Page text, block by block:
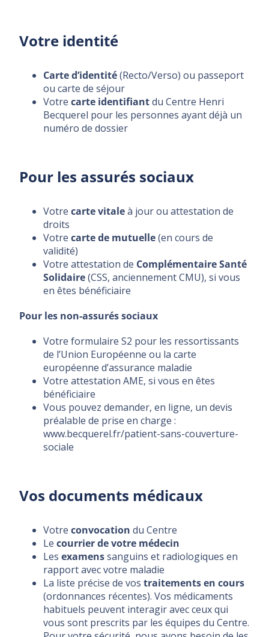
Votre identité
Carte d’identité(Recto/Verso) ou passeport
ou carte de séjour
Votre carte identifiantdu Centre Henri
Becquerel pour les personnes ayant déjà un
numéro de dossier
Pour les assurés sociaux
Votre carte vitaleà jour ou attestation de
droits
Votre carte de mutuelle(en cours de
validité)
Votre attestation de Complémentaire Santé
Solidaire(CSS, anciennement CMU), si vous
en êtes bénéficiaire
Pour les non-assurés sociaux
Votre formulaire S2 pour les ressortissants
de l’Union Européenne ou la carte
européenne d’assurance maladie
Votre attestation AME, si vous en êtes
bénéficiaire
Vous pouvez demander, en ligne, un devis
préalable de prise en charge :
www.becquerel.fr/patient-sans-couverture-
sociale
Vos documents médicaux
Votre convocation du Centre
Le courrier de votre médecin
Les examenssanguins et radiologiques en
rapport avec votre maladie
La liste précise de vos traitements en cours
(ordonnances récentes). Vos médicaments
habituels peuvent interagir avec ceux qui
vous sont prescrits par les équipes du Centre.